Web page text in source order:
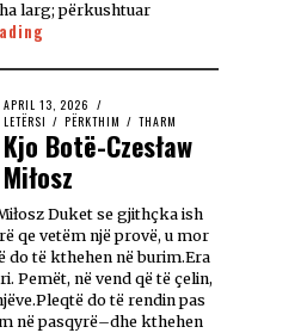
larg; përkushtuar
APRIL 13, 2026
LETËRSI / PËRKTHIM / THARM
Kjo Botë-Czesław
Miłosz
Duket se gjithçka ish
qe vetëm një provë, u mor
do të kthehen në burim.Era
Pemët, në vend që të çelin,
do të rendin pas
në pasqyrë–dhe kthehen